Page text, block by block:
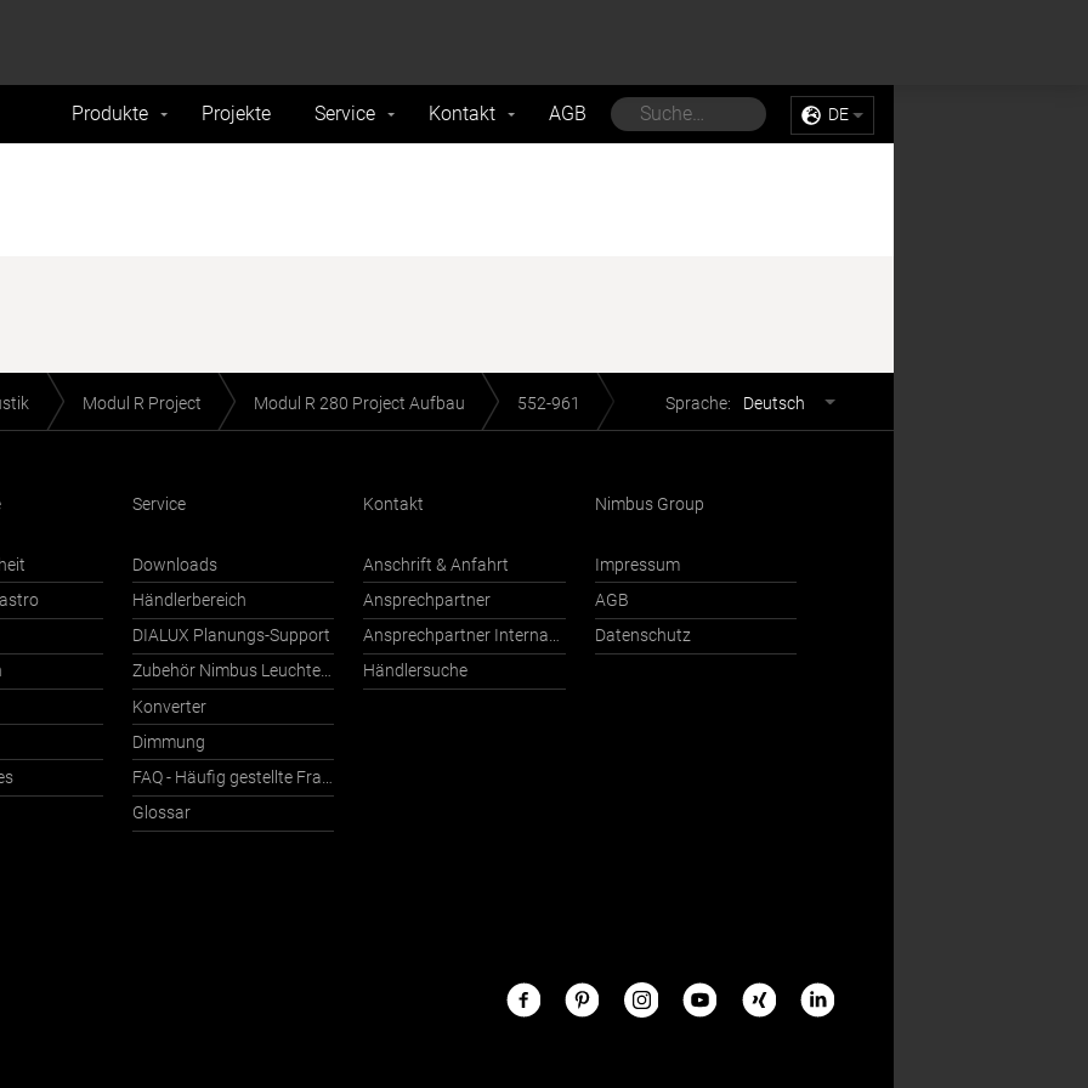
Produkte Projekte Service Kontakt AGB DE
Modul R Project Modul R 280 Project Aufbau 552-961 Sprache: Deutsch
Service
Downloads
Händlerbereich
DIALUX Planungs-Support
Zubehör Nimbus Leuchten mit Häfele Connect
Konverter
Dimmung
FAQ - Häufig gestellte Fragen
Glossar
Kontakt
Anschrift & Anfahrt
Ansprechpartner
Ansprechpartner International
Händlersuche
Nimbus Group
Impressum
AGB
Datenschutz
Nimbus